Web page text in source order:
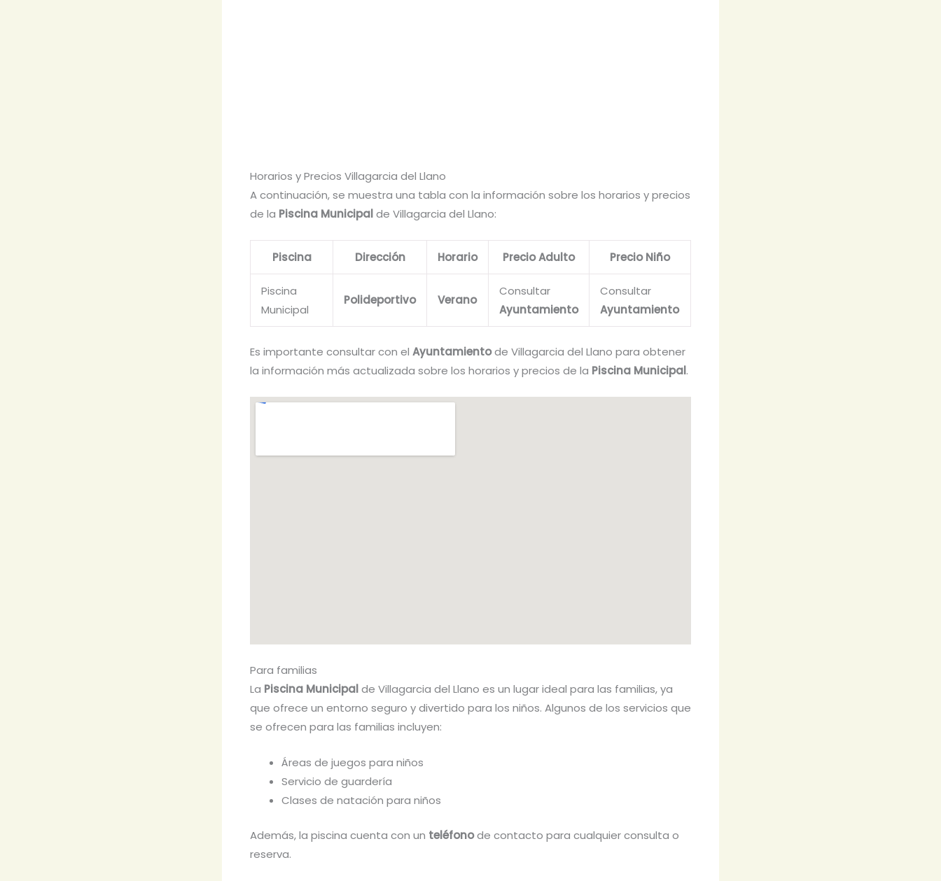
Horarios y Precios Villagarcia del Llano
A continuación, se muestra una tabla con la información sobre los horarios y precios
de la Piscina Municipal de Villagarcia del Llano:
Piscina Dirección Horario Precio Adulto Precio Niño
Piscina
Municipal
Polideportivo Verano
Consultar
Ayuntamiento
Consultar
Ayuntamiento
Es importante consultar con el Ayuntamientode Villagarcia del Llano para obtener
la información más actualizada sobre los horarios y precios de la Piscina Municipal.
Para familias
La Piscina Municipalde Villagarcia del Llano es un lugar ideal para las familias, ya
que ofrece un entorno seguro y divertido para los niños. Algunos de los servicios que
se ofrecen para las familias incluyen:
Áreas de juegos para niños
Servicio de guardería
Clases de natación para niños
Además, la piscina cuenta con un teléfonode contacto para cualquier consulta o
reserva.